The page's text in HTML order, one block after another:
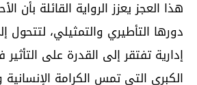
هذا العجز يعزز الرواية القائلة بأن
دورها التأطيري والتمثيلي،
إدارية تفتقر إلى القدرة على
الكبرى التي تمس الكرامة